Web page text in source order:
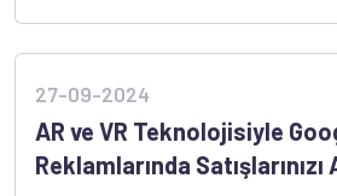
27-09-2024
AR ve VR Teknolojisiyle
Reklamlarında Satışlarınızı